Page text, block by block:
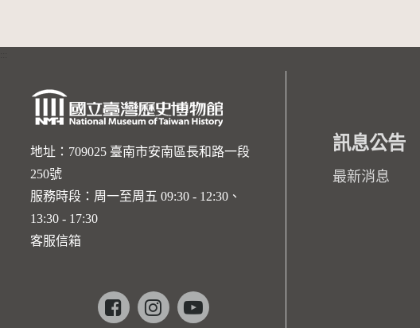
地址：709025 臺南市安南區長和路一段
250號
服務時段：周一至周五 09:30 - 12:30、
13:30 - 17:30
客服信箱
Facebookinstagramyoutube
訊息公告
最新消息